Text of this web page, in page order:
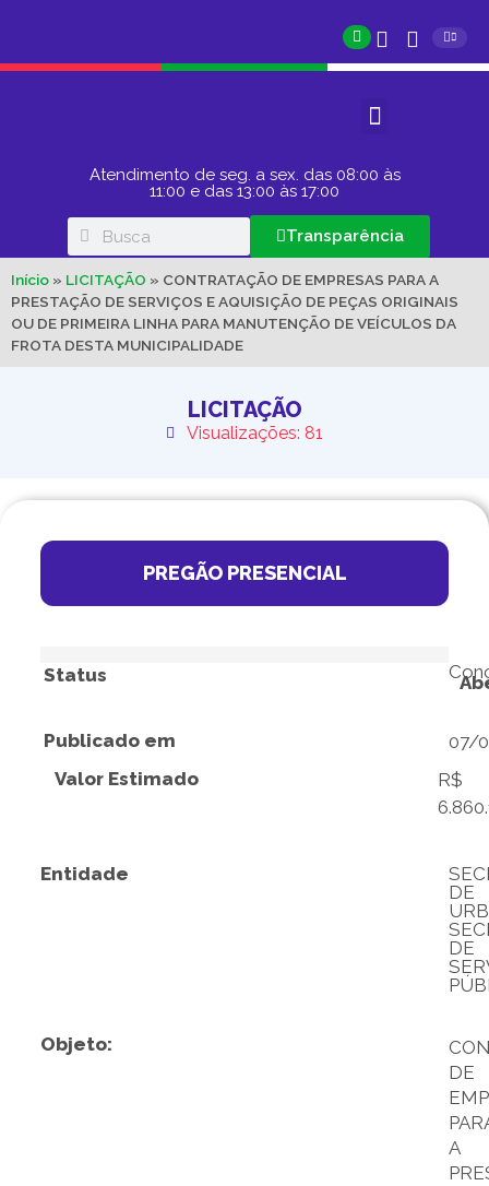
Atendimento de seg. a sex. das 08:00 às
11:00 e das 13:00 às 17:00
Transparência
Início » LICITAÇÃO » CONTRATAÇÃO DE EMPRESAS PARA A
PRESTAÇÃO DE SERVIÇOS E AQUISIÇÃO DE PEÇAS ORIGINAIS
OU DE PRIMEIRA LINHA PARA MANUTENÇÃO DE VEÍCULOS DA
FROTA DESTA MUNICIPALIDADE
LICITAÇÃO
Visualizações: 81
PREGÃO PRESENCIAL
Status
Publicado em
07/
Valor Estimado
R$
Entidade
DE
DE
Objeto:
DE
A